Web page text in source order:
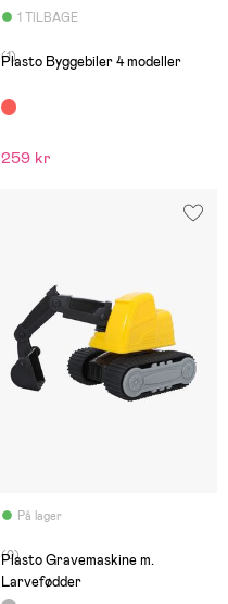
1 TILBAGE
(1)
Plasto Byggebiler 4 modeller
259 kr
På lager
(0)
Plasto Gravemaskine m.
Larvefødder